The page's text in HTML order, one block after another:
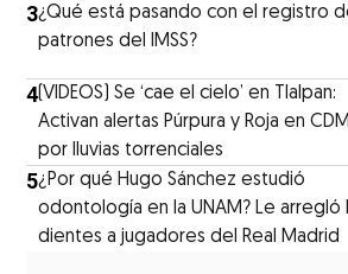
3¿Qué está pasando con el registro
patrones del IMSS?
4 (VIDEOS) Se ‘cae el cielo’ en Tlalpan:
Activan alertas Púrpura y Roja en
por lluvias torrenciales
5¿Por qué Hugo Sánchez estudió
odontología en la UNAM? Le arregló
dientes a jugadores del Real Madrid